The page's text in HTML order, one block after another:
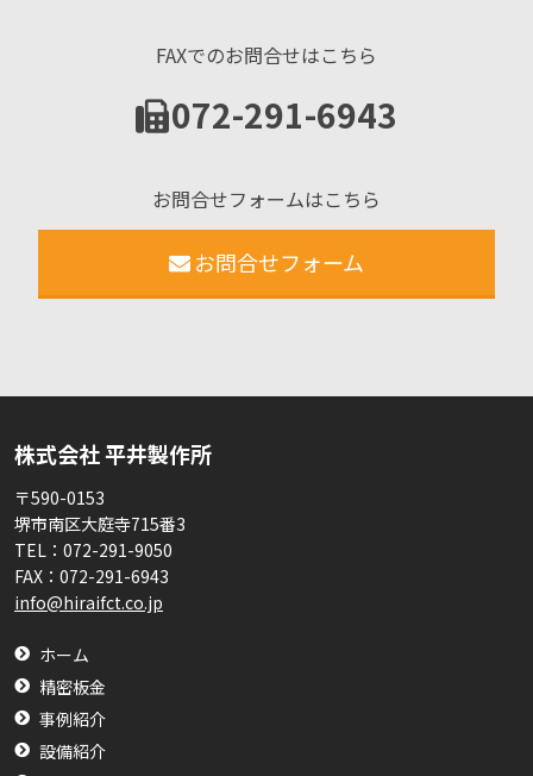
FAXでのお問合せはこちら
072-291-6943
お問合せフォームはこちら
お問合せフォーム
株式会社 平井製作所
〒590-0153
堺市南区大庭寺715番3
TEL： 072-291-9050
FAX： 072-291-6943
info@hiraifct.co.jp
ホーム
精密板金
事例紹介
設備紹介